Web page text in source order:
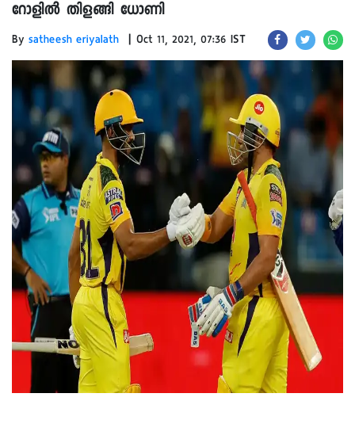
റോളിൽ തിളങ്ങി ധോണി
By satheesh eriyalath | Oct 11, 2021, 07:36 IST